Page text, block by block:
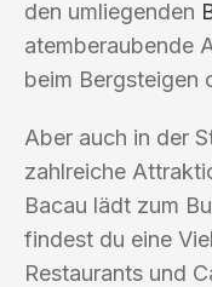
den umliegenden
atemberaubende
beim Bergsteigen
Aber auch in der
zahlreiche
Bacau lädt zum
findest du eine
Restaurants und